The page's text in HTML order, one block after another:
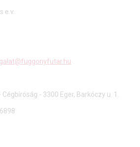
e.v.
- 3300 Eger, Barkóczy u. 1.